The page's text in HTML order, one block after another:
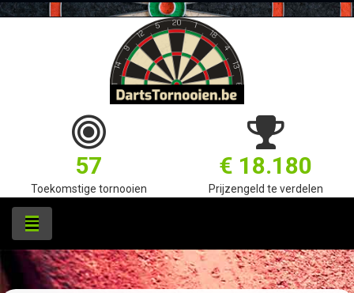
57
Toekomstige tornooien
€ 18.180
Prijzengeld te verdelen